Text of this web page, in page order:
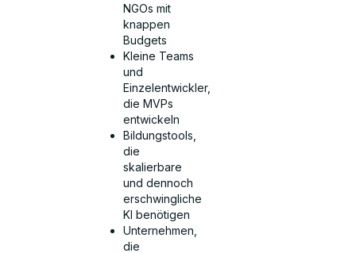
NGOs mit
knappen
Budgets
Kleine Teams
und
Einzelentwickler,
die MVPs
entwickeln
Bildungstools,
die
skalierbare
und dennoch
erschwingliche
KI benötigen
Unternehmen,
die